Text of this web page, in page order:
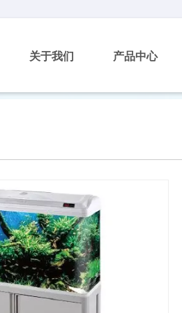
关于我们 产品中心